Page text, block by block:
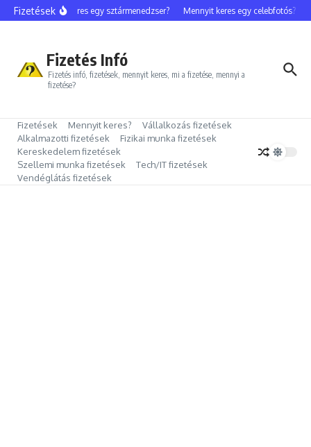
Ugrás a tartalomhoz
Fizetések
Mennyit keres egy sztármenedzser? Mennyit keres egy celebfotós?
Fizetés Infó
Fizetés infó, fizetések, mennyit keres, mi a fizetése, mennyi a
fizetése?
Fizetések Mennyit keres?
Vállalkozás fizetések
Alkalmazotti fizetések
Fizikai munka fizetések
Kereskedelem fizetések
Szellemi munka fizetések
Tech/IT fizetések
Vendéglátás fizetések